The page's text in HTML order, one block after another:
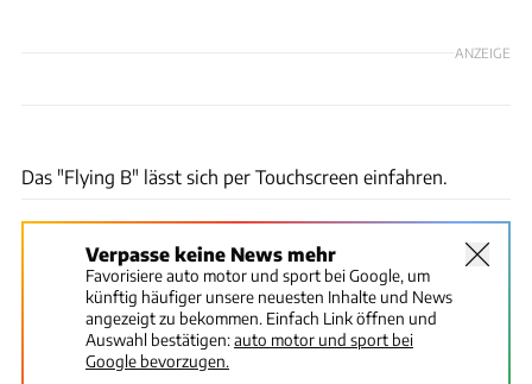
ANZEIGE
Das "Flying B" lässt sich per Touchscreen einfahren.
Verpasse keine News mehr
Favorisiere auto motor und sport bei Google, um
künftig häufiger unsere neuesten Inhalte und News
angezeigt zu bekommen. Einfach Link öffnen und
Auswahl bestätigen:auto motor und sport bei
Google bevorzugen.